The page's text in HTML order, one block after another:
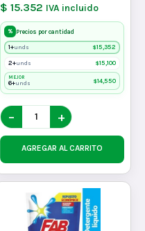
$ 15.352 IVA incluido
% Precios por cantidad
1+unds $15,352
2+unds $15,100
MEJOR
6+unds $14,550
− +
AGREGAR AL CARRITO